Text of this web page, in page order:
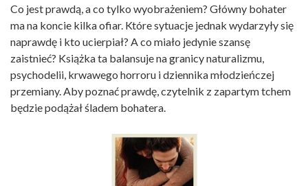
Co jest prawdą, a co tylko wyobrażeniem? Główny bohater
ma na koncie kilka ofiar. Które sytuacje jednak wydarzyły się
naprawdę i kto ucierpiał? A co miało jedynie szansę
zaistnieć? Książka ta balansuje na granicy naturalizmu,
psychodelii, krwawego horroru i dziennika młodzieńczej
przemiany. Aby poznać prawdę, czytelnik z zapartym tchem
będzie podążał śladem bohatera.